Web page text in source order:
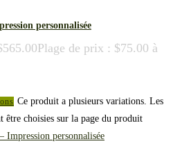
personnalisée
565.00Plage de prix : $75.00 à
Ce produit a plusieurs variations. Les
être choisies sur la page du produit